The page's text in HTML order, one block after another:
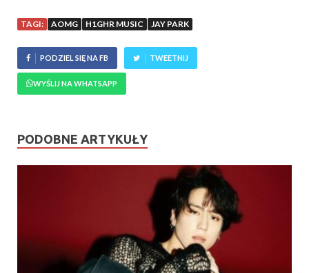
TAGI: AOMG H1GHR MUSIC JAY PARK
PODZIEL SIĘ NA FB TWEETNIJ
WYŚLIJ NA WHATSAPP
PODOBNE ARTYKUŁY